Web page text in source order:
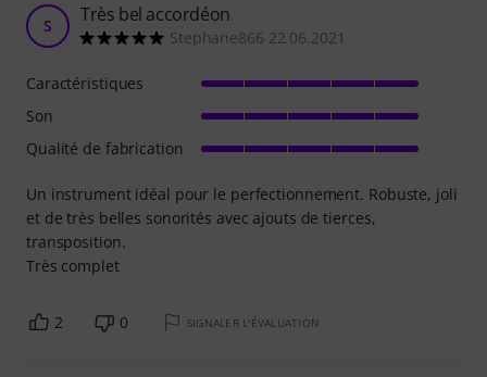
S Très bel accordéon
Stephane866 22.06.2021
Un instrument idéal pour le perfectionnement. Robuste, joli
et de très belles sonorités avec ajouts de tierces,
transposition.
Très complet
Caractéristiques
Son
Qualité de fabrication
2 0 SIGNALER L'ÉVALUATION